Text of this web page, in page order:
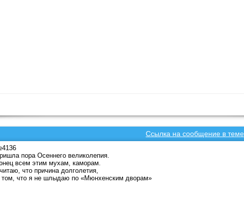
Ссылка на сообщение в теме
пора Осеннего великолепия.
всем этим мухам, каморам.
что причина долголетия,
том, что я не шлыдаю по «Мюнхенским дворам»